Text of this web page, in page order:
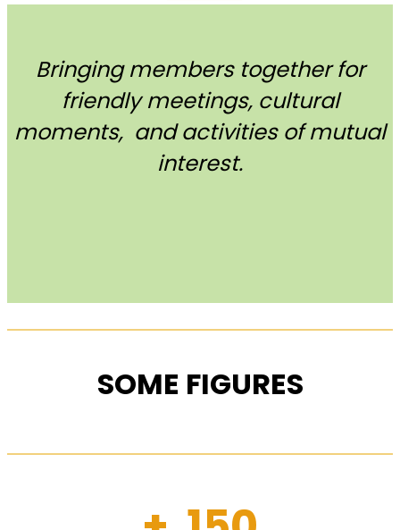
Bringing members together for
friendly meetings, cultural
moments, and activities of mutual
interest.
SOME FIGURES